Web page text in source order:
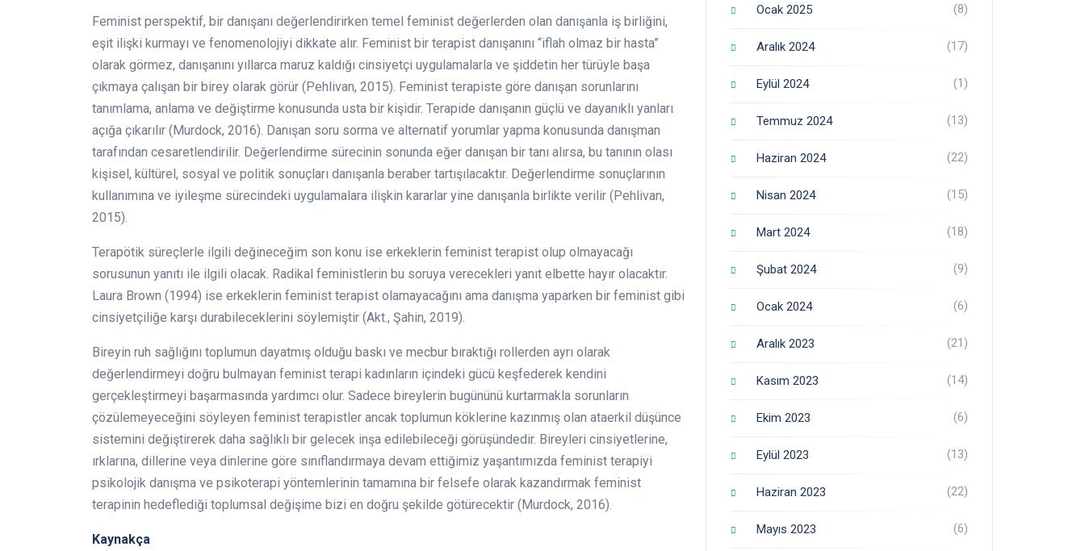
Feminist perspektif, bir danışanı değerlendirirken temel feminist değerlerden olan danışanla iş birliğini,
eşit ilişki kurmayı ve fenomenolojiyi dikkate alır. Feminist bir terapist danışanını “iflah olmaz bir hasta”
olarak görmez, danışanını yıllarca maruz kaldığı cinsiyetçi uygulamalarla ve şiddetin her türüyle başa
çıkmaya çalışan bir birey olarak görür (Pehlivan, 2015). Feminist terapiste göre danışan sorunlarını
tanımlama, anlama ve değiştirme konusunda usta bir kişidir. Terapide danışanın güçlü ve dayanıklı yanları
açığa çıkarılır (Murdock, 2016). Danışan soru sorma ve alternatif yorumlar yapma konusunda danışman
tarafından cesaretlendirilir. Değerlendirme sürecinin sonunda eğer danışan bir tanı alırsa, bu tanının olası
kişisel, kültürel, sosyal ve politik sonuçları danışanla beraber tartışılacaktır. Değerlendirme sonuçlarının
kullanımına ve iyileşme sürecindeki uygulamalara ilişkin kararlar yine danışanla birlikte verilir (Pehlivan,
2015).
Terapötik süreçlerle ilgili değineceğim son konu ise erkeklerin feminist terapist olup olmayacağı
sorusunun yanıtı ile ilgili olacak. Radikal feministlerin bu soruya verecekleri yanıt elbette hayır olacaktır.
Laura Brown (1994) ise erkeklerin feminist terapist olamayacağını ama danışma yaparken bir feminist gibi
cinsiyetçiliğe karşı durabileceklerini söylemiştir (Akt., Şahin, 2019).
Bireyin ruh sağlığını toplumun dayatmış olduğu baskı ve mecbur bıraktığı rollerden ayrı olarak
değerlendirmeyi doğru bulmayan feminist terapi kadınların içindeki gücü keşfederek kendini
gerçekleştirmeyi başarmasında yardımcı olur. Sadece bireylerin bugününü kurtarmakla sorunların
çözülemeyeceğini söyleyen feminist terapistler ancak toplumun köklerine kazınmış olan ataerkil düşünce
sistemini değiştirerek daha sağlıklı bir gelecek inşa edilebileceği görüşündedir. Bireyleri cinsiyetlerine,
ırklarına, dillerine veya dinlerine göre sınıflandırmaya devam ettiğimiz yaşantımızda feminist terapiyi
psikolojik danışma ve psikoterapi yöntemlerinin tamamına bir felsefe olarak kazandırmak feminist
terapinin hedeflediği toplumsal değişime bizi en doğru şekilde götürecektir (Murdock, 2016).
Kaynakça
Ocak 2025 (8)
Aralık 2024 (17)
Eylül 2024 (1)
Temmuz 2024 (13)
Haziran 2024 (22)
Nisan 2024 (15)
Mart 2024 (18)
Şubat 2024 (9)
Ocak 2024 (6)
Aralık 2023 (21)
Kasım 2023 (14)
Ekim 2023 (6)
Eylül 2023 (13)
Haziran 2023 (22)
Mayıs 2023 (6)